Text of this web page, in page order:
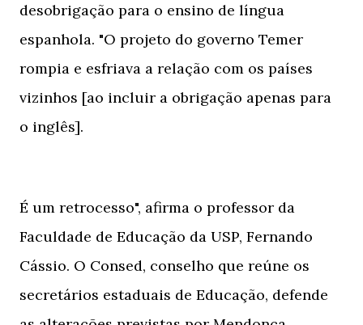
desobrigação para o ensino de língua
espanhola. "O projeto do governo Temer
rompia e esfriava a relação com os países
vizinhos [ao incluir a obrigação apenas para
o inglês].
É um retrocesso", afirma o professor da
Faculdade de Educação da USP, Fernando
Cássio. O Consed, conselho que reúne os
secretários estaduais de Educação, defende